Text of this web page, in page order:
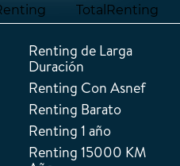
Renting de Larga
Duración
Renting Con Asnef
Renting Barato
Renting 1 año
Renting 15000 KM